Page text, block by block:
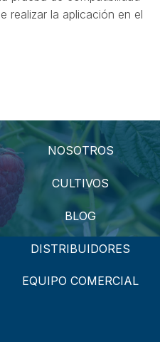
realizar la aplicación en el
NOSOTROS
CULTIVOS
BLOG
DISTRIBUIDORES
EQUIPO COMERCIAL